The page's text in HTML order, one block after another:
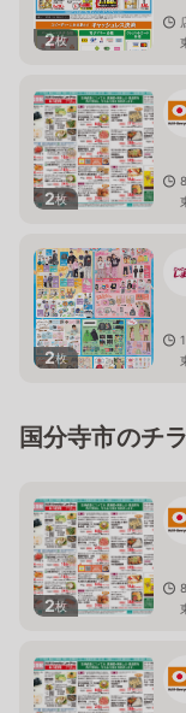
2枚
2枚
2枚
国分寺市のチ
2枚